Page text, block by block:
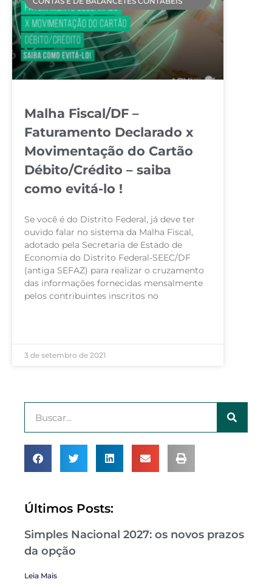
Malha Fiscal/DF –
Faturamento Declarado x
Movimentação do Cartão
Débito/Crédito – saiba
como evitá-lo !
Se você é do Distrito Federal, já deve ter
ouvido falar no sistema da Malha Fiscal,
adotado pela Secretaria de Estado de
Economia do Distrito Federal-SEEC/DF
(antiga SEFAZ) para realizar o cruzamento
das informações fornecidas mensalmente
pelos contribuintes inscritos no
3 de setembro de 2021
Últimos Posts:
Simples Nacional 2027: os novos prazos
da opção
Leia Mais